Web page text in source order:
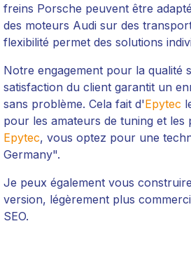
freins Porsche peuvent être
des moteurs Audi sur des
flexibilité permet des solutions
Notre engagement pour la qualité
satisfaction du client garantit un
sans problème. Cela fait d'Epytec
pour les amateurs de tuning et les
Epytec, vous optez pour une
Germany".
Je peux également vous
version, légèrement plus
SEO.